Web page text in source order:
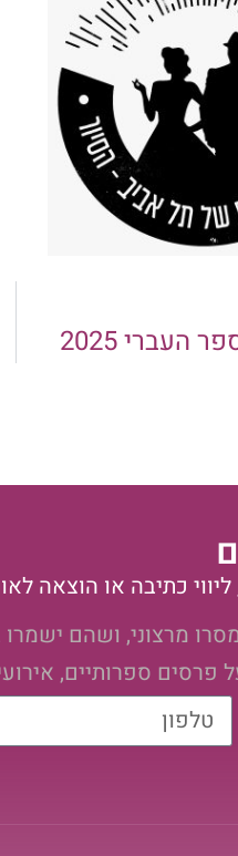
העברי 2025
ליווי כתיבה או
מרצוני, ושהם
ספרותיים,